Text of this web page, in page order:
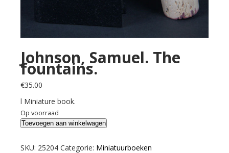
Johnson, Samuel. The
fountains.
€35.00
l Miniature book.
Op voorraad
Johnson,
The
Toevoegen aan winkelwagen
SKU: 25204 Categorie: Miniatuurboeken